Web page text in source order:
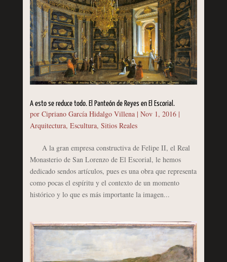
A esto se reduce todo. El Panteón de Reyes en El Escorial.
por Cipriano García Hidalgo Villena| Nov 1, 2016|
Arquitectura, Escultura, Sitios Reales
A la gran empresa constructiva de Felipe II, el Real
Monasterio de San Lorenzo de El Escorial, le hemos
dedicado sendos artículos, pues es una obra que representa
como pocas el espíritu y el contexto de un momento
histórico y lo que es más importante la imagen...